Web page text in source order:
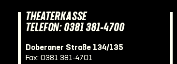
THEATERKASSE
TELEFON: 0381 381-4700
Doberaner Straße 134/135
Fax: 0381 381-4701